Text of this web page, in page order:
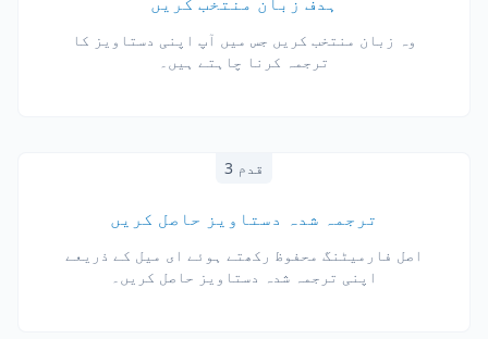
وہ زبان منتخب کریں جس میں آپ اپنی دستاویز کا
ترجمہ کرنا چاہتے ہیں۔
قدم 3
ترجمہ شدہ دستاویز حاصل کریں
اصل فارمیٹنگ محفوظ رکھتے ہوئے ای میل کے ذریعے
اپنی ترجمہ شدہ دستاویز حاصل کریں۔